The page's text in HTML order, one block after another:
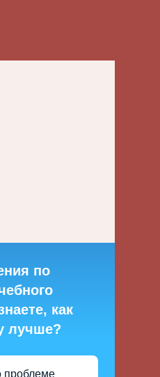
по
как
лучше?
проблеме